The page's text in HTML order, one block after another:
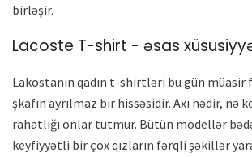
birləşir.
Lacoste T-shirt - əsas
Lakostanın qadın t-shirtləri bu gün
şkafın ayrılmaz bir hissəsidir. Axı nədir, nə
rahatlığı onlar tutmur. Bütün modellər
keyfiyyətli bir çox qızların fərqli şəkillər